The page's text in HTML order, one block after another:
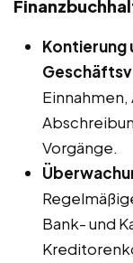
Kontierung
Einnahmen,
Vorgänge.
Bank- und